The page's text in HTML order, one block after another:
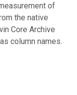
of
the native
Core Archive
column names.